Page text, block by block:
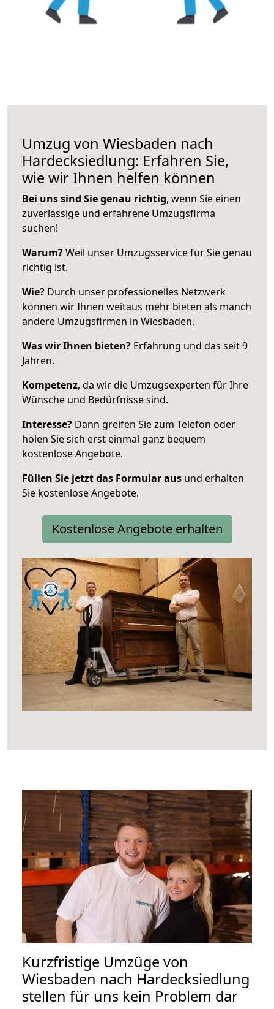
Umzug von Wiesbaden nach
Hardecksiedlung: Erfahren Sie,
wie wir Ihnen helfen können
Bei uns sind Sie genau richtig, wenn Sie einen
zuverlässige und erfahrene Umzugsfirma
suchen!
Warum?Weil unser Umzugsservice für Sie genau
richtig ist.
Wie? Durch unser professionelles Netzwerk
können wir Ihnen weitaus mehr bieten als manch
andere Umzugsfirmen in Wiesbaden.
Was wir Ihnen bieten? Erfahrung und das seit 9
Jahren.
Kompetenz, da wir die Umzugsexperten für Ihre
Wünsche und Bedürfnisse sind.
Interesse? Dann greifen Sie zum Telefon oder
holen Sie sich erst einmal ganz bequem
kostenlose Angebote.
Füllen Sie jetzt das Formular aus und erhalten
Sie kostenlose Angebote.
Kostenlose Angebote erhalten
Kurzfristige Umzüge von
Wiesbaden nach Hardecksiedlung
stellen für uns kein Problem dar